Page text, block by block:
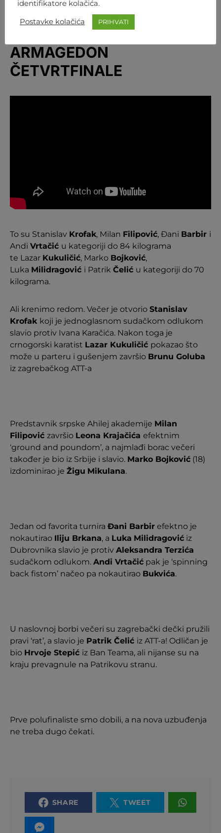
POGLEDAJTE PRIREDBU:
ARMAGEDON
ČETVRTFINALE
To su Stanislav Krofak, Milan Filipović, Đani Barbir i
Andi Vrtačić u kategoriji do 84 kilograma
te Lazar Kukuličić, Marko Bojković,
Luka Milidragović i Patrik Čelić u kategoriji do 70
kilograma.
Ali krenimo redom. Večer je otvorio Stanislav
Krofak koji je jednoglasnom sudačkom odlukom
slavio protiv Ivana Karačića. Nakon toga je
crnogorski karatist Lazar Kukuličić pokazao što
može u parteru i gušenjem završio Brunu Goluba
iz zagrebačkog ATT-a
Predstavnik srpske Ahilej akademije Milan
Filipović završio Leona Krajačića efektnim
‘ground and poundom’, a najmlađi borac večeri
također je bio iz Srbije i slavio. Marko Bojković (18)
izdominirao je Žigu Mikulana.
Jedan od favorita turnira Đani Barbir efektno je
nokautirao Iliju Brkana, a Luka Milidragović iz
Dubrovnika slavio je protiv Aleksandra Terzića
sudačkom odlukom. Andi Vrtačić pak je ‘spinning
back fistom’ načeo pa nokautirao Bukvića.
U naslovnoj borbi večeri su zagrebački dečki pružili
pravi ‘rat’, a slavio je Patrik Čelić iz ATT-a! Odličan je
bio Hrvoje Stepić iz Ban Teama, ali nijanse su na
kraju prevagnule na Patrikovu stranu.
Prve polufinaliste smo dobili, a na nova uzbuđenja
ne treba dugo čekati.
SHARE TWEET
identifikatore kolačića.
Postavke kolačića PRIHVATI